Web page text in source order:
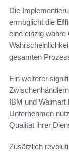
Die
ermöglicht die
eine einzig wahre
gesamten
Ein weiterer
IBM und Walmart
Unternehmen
Qualität ihrer
Zusätzlich